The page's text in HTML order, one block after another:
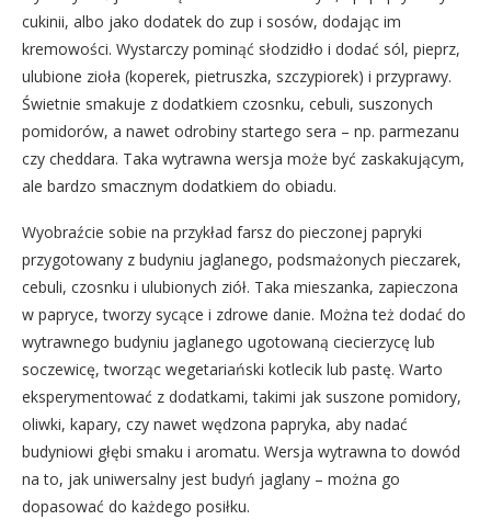
cukinii, albo jako dodatek do zup i sosów, dodając im
kremowości. Wystarczy pominąć słodzidło i dodać sól, pieprz,
ulubione zioła (koperek, pietruszka, szczypiorek) i przyprawy.
Świetnie smakuje z dodatkiem czosnku, cebuli, suszonych
pomidorów, a nawet odrobiny startego sera – np. parmezanu
czy cheddara. Taka wytrawna wersja może być zaskakującym,
ale bardzo smacznym dodatkiem do obiadu.
Wyobraźcie sobie na przykład farsz do pieczonej papryki
przygotowany z budyniu jaglanego, podsmażonych pieczarek,
cebuli, czosnku i ulubionych ziół. Taka mieszanka, zapieczona
w papryce, tworzy sycące i zdrowe danie. Można też dodać do
wytrawnego budyniu jaglanego ugotowaną ciecierzycę lub
soczewicę, tworząc wegetariański kotlecik lub pastę. Warto
eksperymentować z dodatkami, takimi jak suszone pomidory,
oliwki, kapary, czy nawet wędzona papryka, aby nadać
budyniowi głębi smaku i aromatu. Wersja wytrawna to dowód
na to, jak uniwersalny jest budyń jaglany – można go
dopasować do każdego posiłku.